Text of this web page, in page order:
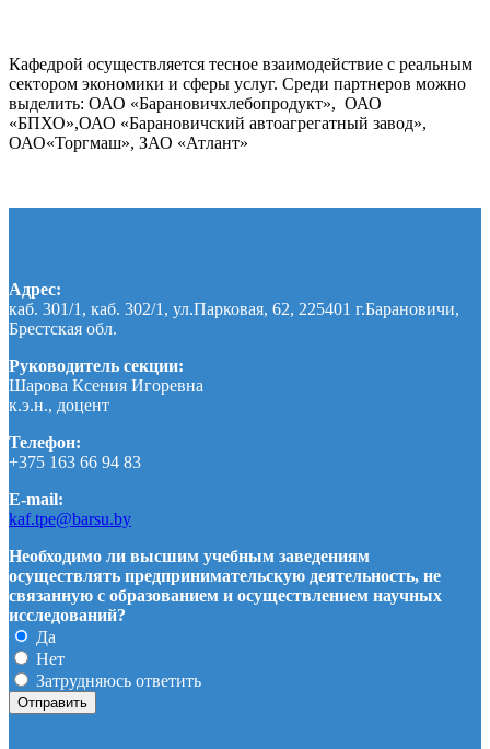
Кафедрой осуществляется тесное взаимодействие с реальным
сектором экономики и сферы услуг. Среди партнеров можно
выделить: ОАО «Барановичхлебопродукт», ОАО
«БПХО»,ОАО «Барановичский автоагрегатный завод»,
ОАО«Торгмаш», ЗАО «Атлант»
Адрес:
каб. 301/1, каб. 302/1, ул.Парковая, 62, 225401 г.Барановичи,
Брестская обл.
Руководитель секции:
Шарова Ксения Игоревна
к.э.н., доцент
Телефон:
+375 163 66 94 83
E-mail:
kaf.tpe@barsu.by
Необходимо ли высшим учебным заведениям
осуществлять предпринимательскую деятельность, не
связанную с образованием и осуществлением научных
исследований?
Да
Нет
Затрудняюсь ответить